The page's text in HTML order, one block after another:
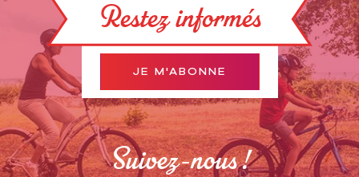
Restez informés
JE M'ABONNE
Suivez-nous !